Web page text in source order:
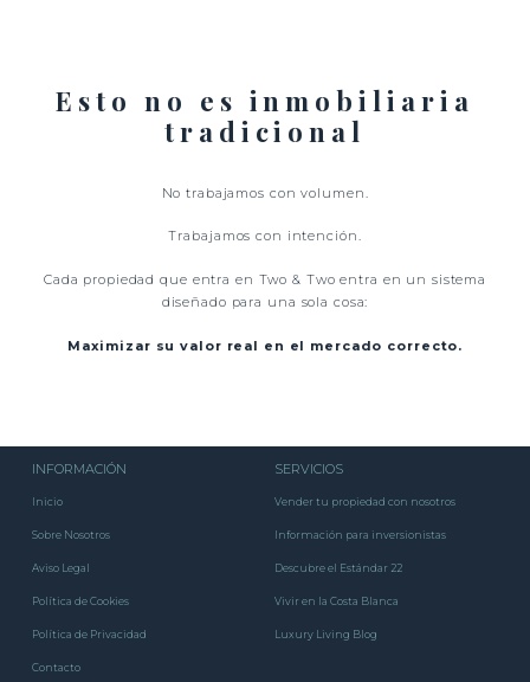
Esto no es inmobiliaria
tradicional
No trabajamos con volumen.
Trabajamos con intención.
Cada propiedad que entra en Two & Two entra en un sistema
diseñado para una sola cosa:
Maximizar su valor real en el mercado correcto.
INFORMACIÓN
Inicio
Sobre Nosotros
Aviso Legal
Política de Cookies
Política de Privacidad
Contacto
SERVICIOS
Vender tu propiedad con nosotros
Información para inversionistas
Descubre el Estándar 22
Vivir en la Costa Blanca
Luxury Living Blog